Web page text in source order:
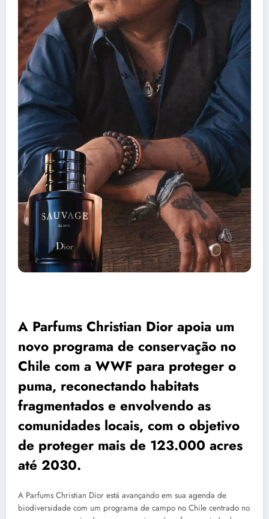
A Parfums Christian Dior apoia um
novo programa de conservação no
Chile com a WWF para proteger o
puma, reconectando habitats
fragmentados e envolvendo as
comunidades locais, com o objetivo
de proteger mais de 123.000 acres
até 2030.
A Parfums Christian Dior está avançando em sua agenda de
biodiversidade com um programa de campo no Chile centrado no